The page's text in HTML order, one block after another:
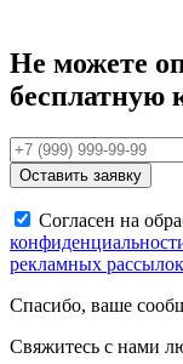
Не можете
бесплатную
Оставить заявку
Согласен на
рекламных
Спасибо, ваше
Свяжитесь с нами